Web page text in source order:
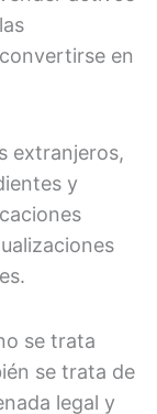
en
extranjeros,
y
se trata
se trata de
legal y